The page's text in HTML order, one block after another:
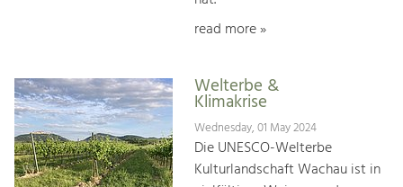
read more »
Welterbe &
Klimakrise
Wednesday, 01 May 2024
Die UNESCO-Welterbe
Kulturlandschaft Wachau ist in